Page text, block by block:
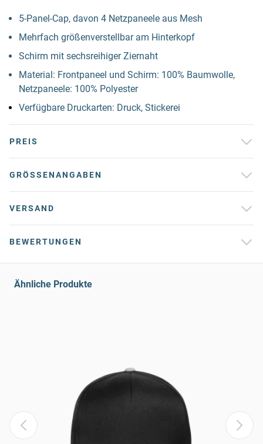
5-Panel-Cap, davon 4 Netzpaneele aus Mesh
Mehrfach größenverstellbar am Hinterkopf
Schirm mit sechsreihiger Ziernaht
Material: Frontpaneel und Schirm: 100% Baumwolle,
Netzpaneele: 100% Polyester
Verfügbare Druckarten: Druck, Stickerei
PREIS
GRÖSSENANGABEN
VERSAND
BEWERTUNGEN
Ähnliche Produkte